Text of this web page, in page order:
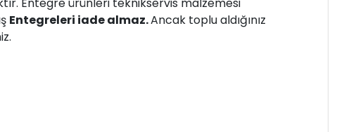
Entegreleri iade almaz.Ancak toplu aldığınız